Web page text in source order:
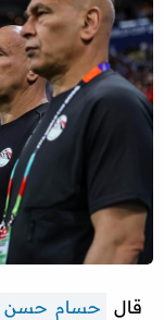
قال حسام حسن